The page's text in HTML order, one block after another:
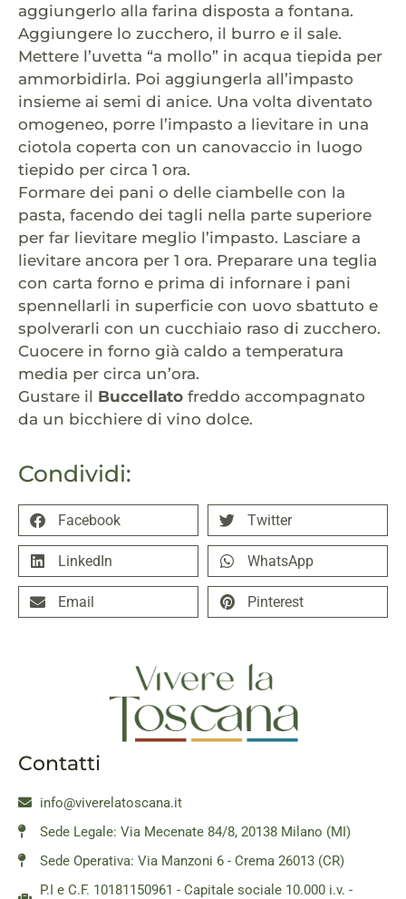
Condividi:
Facebook Twitter
LinkedIn WhatsApp
Email Pinterest
aggiungerlo alla farina disposta a fontana.
Aggiungere lo zucchero, il burro e il sale.
Mettere l’uvetta “a mollo” in acqua tiepida per
ammorbidirla. Poi aggiungerla all’impasto
insieme ai semi di anice. Una volta diventato
omogeneo, porre l’impasto a lievitare in una
ciotola coperta con un canovaccio in luogo
tiepido per circa 1 ora.
Formare dei pani o delle ciambelle con la
pasta, facendo dei tagli nella parte superiore
per far lievitare meglio l’impasto. Lasciare a
lievitare ancora per 1 ora. Preparare una teglia
con carta forno e prima di infornare i pani
spennellarli in superficie con uovo sbattuto e
spolverarli con un cucchiaio raso di zucchero.
Cuocere in forno già caldo a temperatura
media per circa un’ora.
Gustare il Buccellato freddo accompagnato
da un bicchiere di vino dolce.
Contatti
info@viverelatoscana.it
Sede Legale: Via Mecenate 84/8, 20138 Milano (MI)
Sede Operativa: Via Manzoni 6 - Crema 26013 (CR)
P.I e C.F. 10181150961 - Capitale sociale 10.000 i.v. -